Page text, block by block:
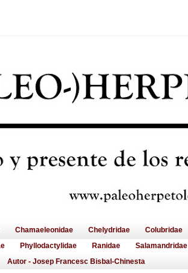
Chamaeleonidae Chelydridae Colubridae
Phyllodactylidae Ranidae Salamandridae
Autor - Josep Francesc Bisbal-Chinesta